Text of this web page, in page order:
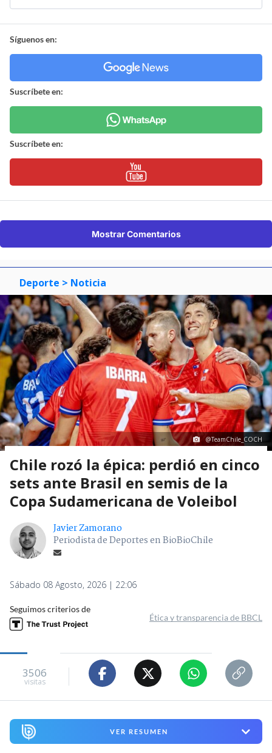
Síguenos en:
Suscríbete en:
Suscríbete en:
Mostrar Comentarios
Deporte > Noticia
@TeamChile_COCH
Chile rozó la épica: perdió en cinco
sets ante Brasil en semis de la
Copa Sudamericana de Voleibol
Javier Zamorano
Periodista de Deportes en BioBioChile
Sábado 08 Agosto, 2026 | 22:06
Seguimos criterios de
Ética y transparencia de BBCL
3506
visitas
VER RESUMEN